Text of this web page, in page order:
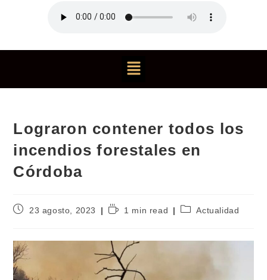
Lograron contener todos los
incendios forestales en
Córdoba
23 agosto, 2023 1 min read Actualidad